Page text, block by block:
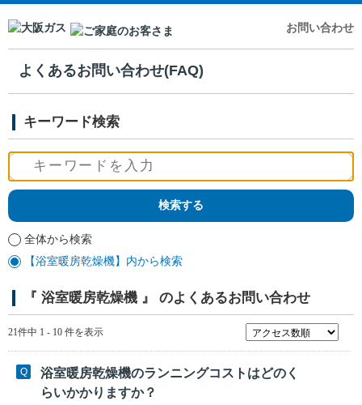
お問い合わせ
よくあるお問い合わせ(FAQ)
キーワード検索
全体から検索
【浴室暖房乾燥機】内から検索
『 浴室暖房乾燥機 』 のよくあるお問い合わせ
21件中 1 - 10 件を表示
浴室暖房乾燥機のランニングコストはどのく
らいかかりますか？